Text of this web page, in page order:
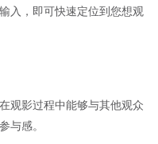
入，即可快速定位到您想观
观影过程中能够与其他观众
与感。